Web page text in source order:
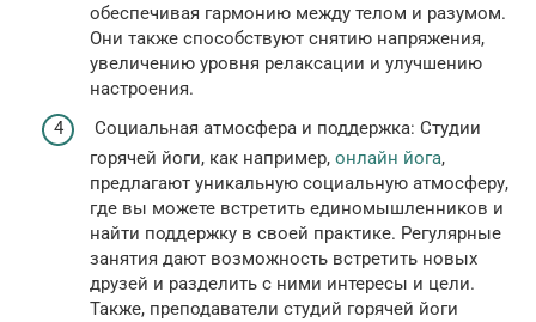
обеспечивая гармонию между телом и разумом.
Они также способствуют снятию напряжения,
увеличению уровня релаксации и улучшению
настроения.
Социальная атмосфера и поддержка: Студии
горячей йоги, как например, онлайн йога,
предлагают уникальную социальную атмосферу,
где вы можете встретить единомышленников и
найти поддержку в своей практике. Регулярные
занятия дают возможность встретить новых
друзей и разделить с ними интересы и цели.
Также, преподаватели студий горячей йоги